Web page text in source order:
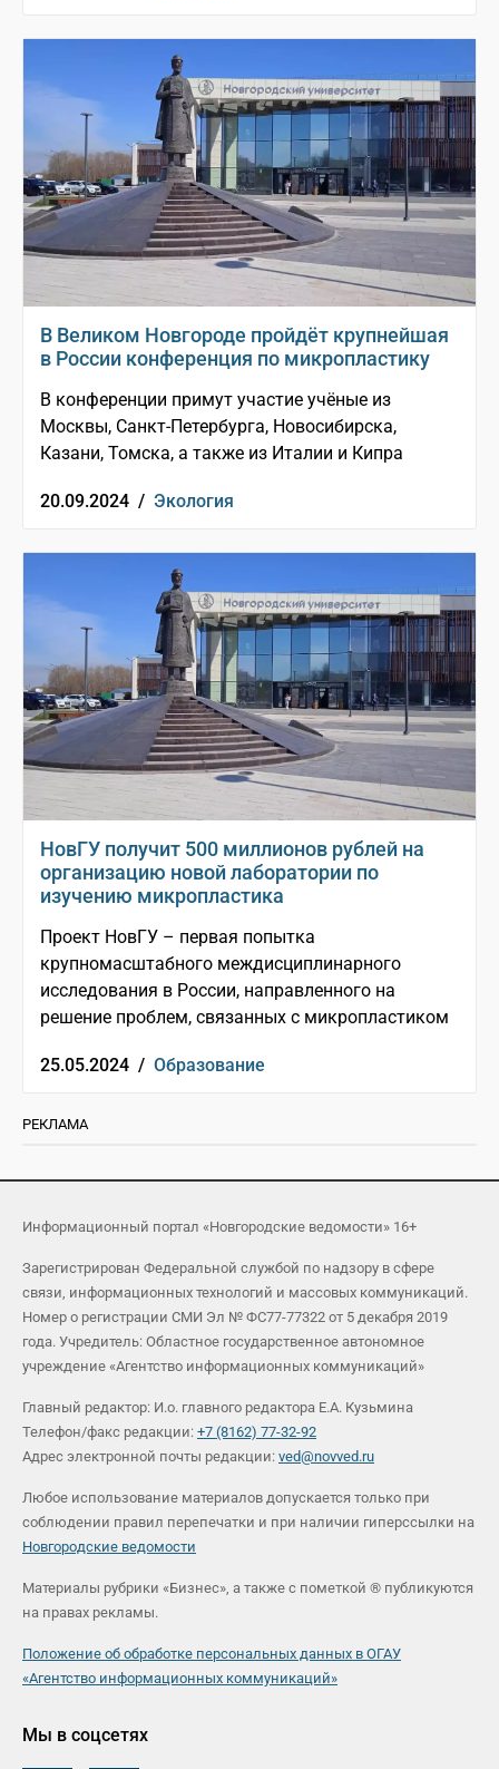
В Великом Новгороде пройдёт крупнейшая
в России конференция по микропластику
В конференции примут участие учёные из
Москвы, Санкт-Петербурга, Новосибирска,
Казани, Томска, а также из Италии и Кипра
20.09.2024 / Экология
НовГУ получит 500 миллионов рублей на
организацию новой лаборатории по
изучению микропластика
Проект НовГУ – первая попытка
крупномасштабного междисциплинарного
исследования в России, направленного на
решение проблем, связанных с микропластиком
25.05.2024 / Образование
РЕКЛАМА
Информационный портал «Новгородские ведомости» 16+
Зарегистрирован Федеральной службой по надзору в сфере
связи, информационных технологий и массовых коммуникаций.
Номер о регистрации СМИ Эл № ФС77-77322 от 5 декабря 2019
года. Учредитель: Областное государственное автономное
учреждение «Агентство информационных коммуникаций»
Главный редактор: И.о. главного редактора Е.А. Кузьмина
Телефон/факс редакции: +7 (8162) 77-32-92
Адрес электронной почты редакции: ved@novved.ru
Любое использование материалов допускается только при
соблюдении правил перепечатки и при наличии гиперссылки на
Новгородские ведомости
Материалы рубрики «Бизнес», а также с пометкой ® публикуются
на правах рекламы.
Положение об обработке персональных данных в ОГАУ
«Агентство информационных коммуникаций»
Мы в соцсетях